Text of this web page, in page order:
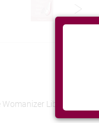
Liberty!